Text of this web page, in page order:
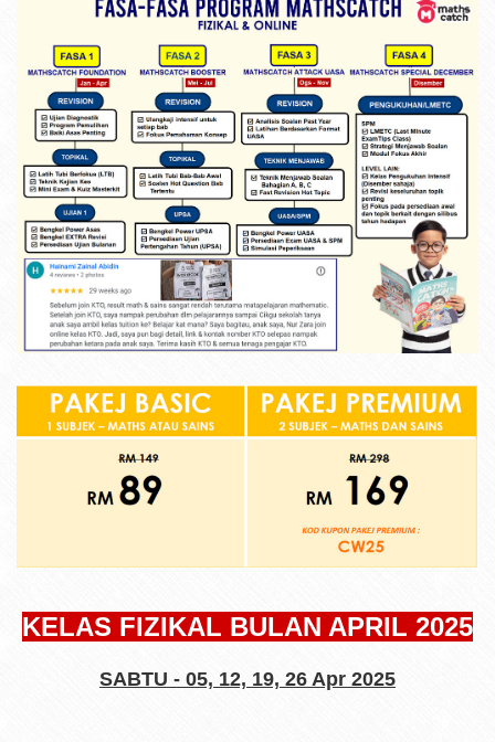
KELAS FIZIKAL BULAN APRIL 2025
SABTU - 05, 12, 19, 26 Apr 2025